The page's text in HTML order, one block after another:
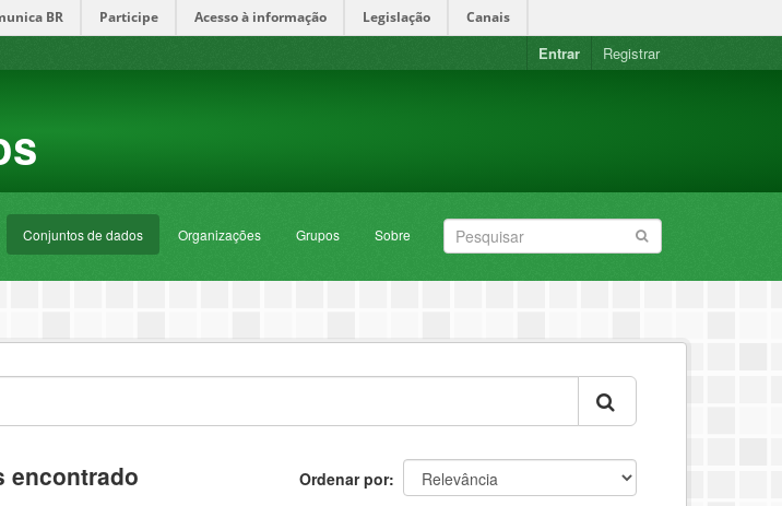
BR Participe Acesso à informação Legislação Canais
Entrar Registrar
Conjuntos de dados Organizações Grupos Sobre
Ordenar por
encontrado